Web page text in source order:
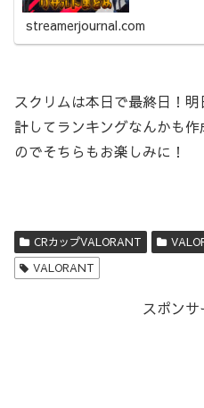
streamerjournal.com
スクリムは本日で最終日！
計してランキングなんかも
のでそちらもお楽しみに！
CRカップVALORANT
VALORANT
スポンサ